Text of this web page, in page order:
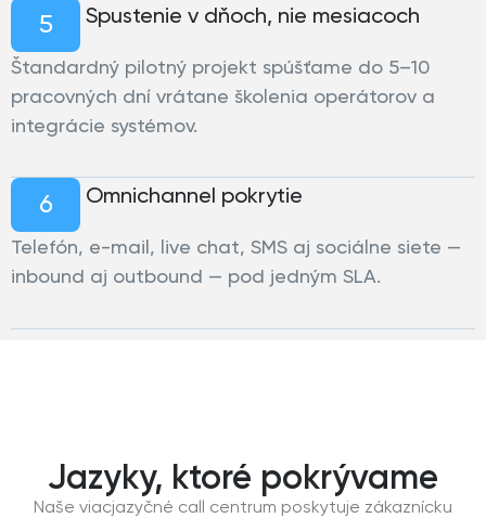
5 Spustenie v dňoch, nie mesiacoch
Štandardný pilotný projekt spúšťame do 5–10
pracovných dní vrátane školenia operátorov a
integrácie systémov.
6 Omnichannel pokrytie
Telefón, e-mail, live chat, SMS aj sociálne siete —
inbound aj outbound — pod jedným SLA.
Jazyky, ktoré pokrývame
Naše viacjazyčné call centrum poskytuje zákaznícku